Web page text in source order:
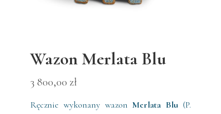
Wazon Merlata Blu
3 800,00 zł
Ręcznie wykonany wazonMerlata Blu (P.